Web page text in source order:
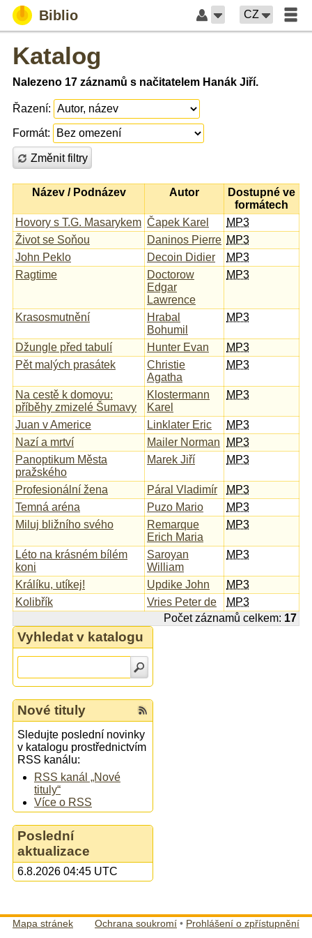
Biblio CZ
Katalog
Nalezeno 17 záznamů s načitatelem Hanák Jiří.
Řazení:
Formát:
Změnit filtry
Název / Podnázev Autor
Dostupné ve
formátech
Hovory s T.G. Masarykem Čapek Karel
MP3
Život se Soňou
Daninos Pierre MP3
John Peklo
Decoin Didier
MP3
Ragtime
Doctorow
Edgar
Lawrence
MP3
Krasosmutnění
Hrabal
Bohumil
MP3
Džungle před tabulí Hunter Evan
MP3
Pět malých prasátek
Christie
Agatha
MP3
Na cestě k domovu:
příběhy zmizelé Šumavy
Klostermann
Karel
MP3
Juan v Americe Linklater Eric
MP3
Nazí a mrtví
Mailer Norman
MP3
Panoptikum Města
pražského
Marek Jiří MP3
Profesionální žena Páral Vladimír
MP3
Temná aréna
Puzo Mario
MP3
Miluj bližního svého
Remarque
Erich Maria
MP3
Léto na krásném bílém
koni
Saroyan
William
MP3
Králíku, utíkej! Updike John
MP3
Kolibřík
Vries Peter de
MP3
Počet záznamů celkem: 17
Vyhledat v katalogu
Nové tituly
Sledujte poslední novinky
v katalogu prostřednictvím
RSS kanálu:
RSS kanál „Nové
tituly“
Více o RSS
Poslední
aktualizace
6.8.2026 04:45 UTC
Mapa stránek Ochrana soukromí • Prohlášení o zpřístupnění